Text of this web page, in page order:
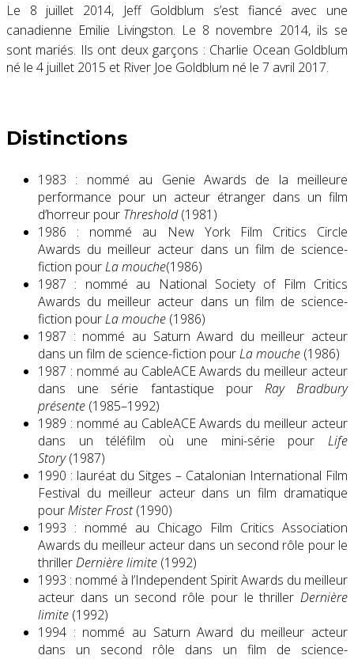
Le 8 juillet 2014, Jeff Goldblum s’est fiancé avec une
canadienne Emilie Livingston. Le 8 novembre 2014, ils se
sont mariés. Ils ont deux garçons : Charlie Ocean Goldblum
né le 4 juillet 2015 et River Joe Goldblum né le 7 avril 2017.
Distinctions
1983 : nommé au Genie Awards de la meilleure
performance pour un acteur étranger dans un film
d’horreur pour Threshold(1981)
1986 : nommé au New York Film Critics Circle
Awards du meilleur acteur dans un film de science-
fiction pourLa mouche(1986)
1987 : nommé au National Society of Film Critics
Awards du meilleur acteur dans un film de science-
fiction pourLa mouche (1986)
1987 : nommé au Saturn Award du meilleur acteur
dans un film de science-fiction pourLa mouche (1986)
1987 : nommé au CableACE Awards du meilleur acteur
dans une série fantastique pour Ray Bradbury
présente (1985–1992)
1989 : nommé au CableACE Awards du meilleur acteur
dans un téléfilm où une mini-série pour Life
Story(1987)
1990 : lauréat du Sitges – Catalonian International Film
Festival du meilleur acteur dans un film dramatique
pourMister Frost(1990)
1993 : nommé au Chicago Film Critics Association
Awards du meilleur acteur dans un second rôle pour le
thrillerDernière limite (1992)
1993 : nommé à l’Independent Spirit Awards du meilleur
acteur dans un second rôle pour le thriller Dernière
limite (1992)
1994 : nommé au Saturn Award du meilleur acteur
dans un second rôle dans un film de science-